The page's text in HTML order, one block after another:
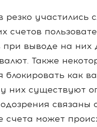
резко участились
счетов
выводе на них
Также
блокировать как
них существуют
связаны
может